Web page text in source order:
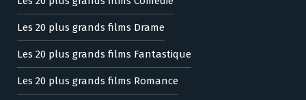
Les 20 plus grands films Drame
Les 20 plus grands films Fantastique
Les 20 plus grands films Romance